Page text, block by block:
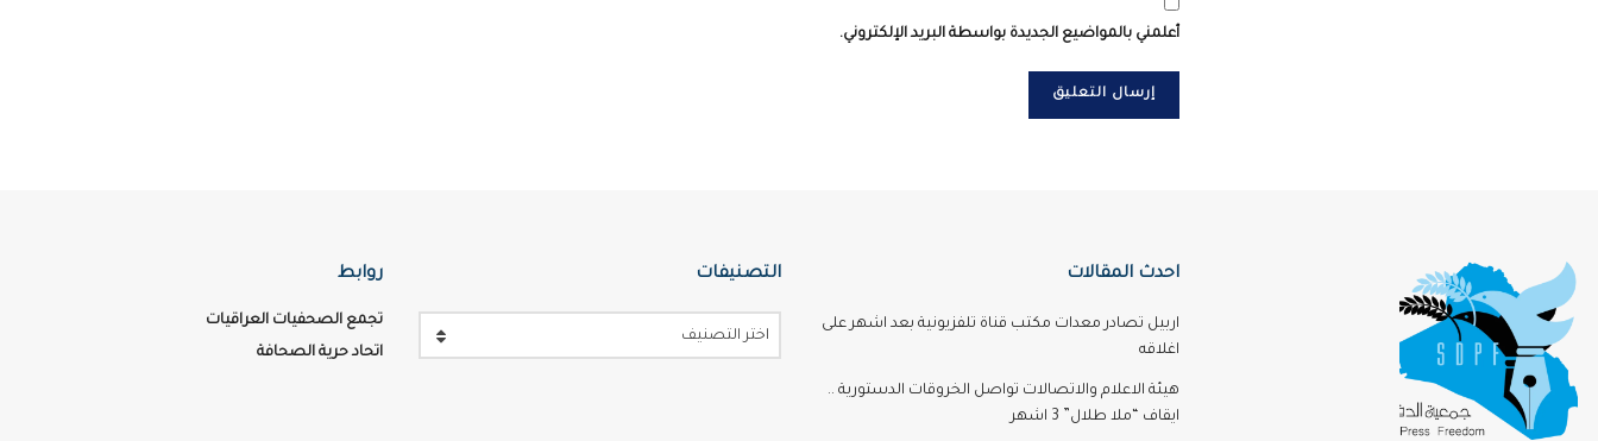
أعلمني بالمواضيع الجديدة بواسطة البريد الإلكتروني.
احدث المقالات
اربيل تصادر معدات مكتب قناة تلفزيونية بعد اشهر على
اغلاقه
هيئة الاعلام والاتصالات تواصل الخروقات الدستورية ..
ايقاف “ملا طلال” 3 اشهر
التصنيفات
اختر التصنيف
روابط
تجمع الصحفيات العراقيات
اتحاد حرية الصحافة